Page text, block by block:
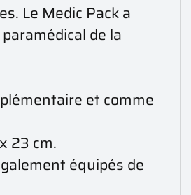
Le Medic Pack a
de la
et comme
23 cm.
équipés de